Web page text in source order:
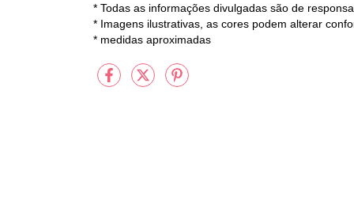
* Todas as informações divulgadas são de
* Imagens ilustrativas, as cores podem alterar
* medidas aproximadas